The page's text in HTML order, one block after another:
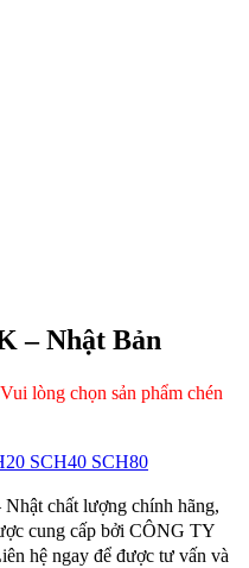
– Nhật Bản
lòng chọn sản phẩm chén
SCH40 SCH80
chất lượng chính hãng,
cung cấp bởi CÔNG TY
hệ ngay để được tư vấn và